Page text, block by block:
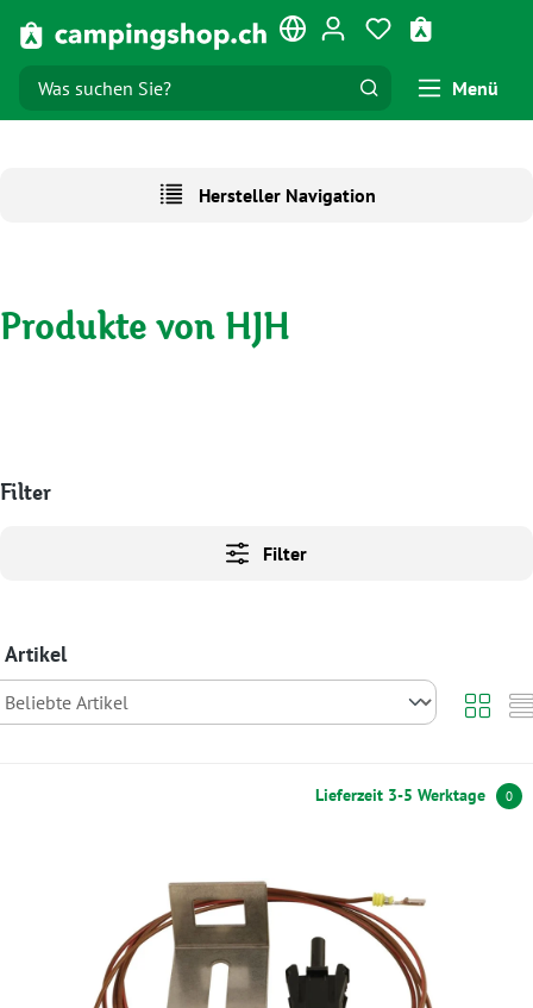
Zum Hauptinhalt springen Du hast 0
Menü
Hersteller Navigation
Produkte von HJH
Filter
Filter
Artikel
Lieferzeit 3-5 Werktage 0